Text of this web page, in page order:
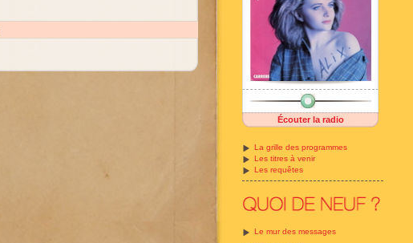
Écouter la radio
La grille des programmes
Les titres à venir
Les requêtes
Le mur des messages